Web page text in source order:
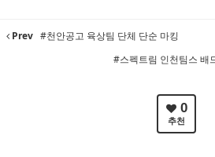
Prev #천안공고 육상팀 단체 단순 마킹
#스펙트림 인천팀스 배
0
추천